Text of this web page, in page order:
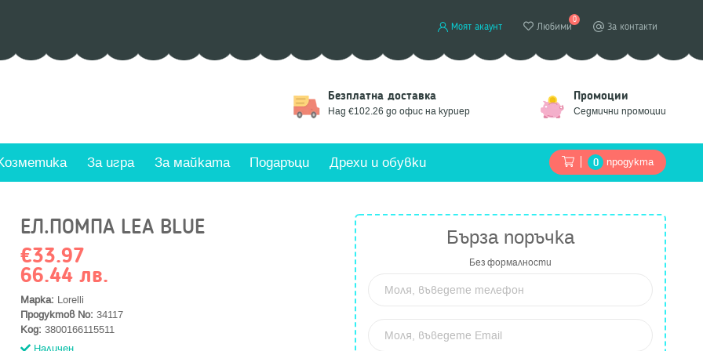
Моят акаунт Любими
0
За контакти
Безплатна доставка
Над €102.26 до офис на куриер
Промоции
Седмични промоции
За игра За майката Подаръци Дрехи и обувки 0 продукта
ЕЛ.ПОМПА LEA BLUE
€33.97
66.44 лв.
Марка: Lorelli
Продуктов No: 34117
Код: 3800166115511
Бърза поръчка
Без формалности